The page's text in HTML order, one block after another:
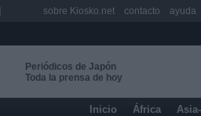
Periódicos de Japón
Toda la prensa de hoy
Inicio África
sobre Kiosko.net contacto ayuda